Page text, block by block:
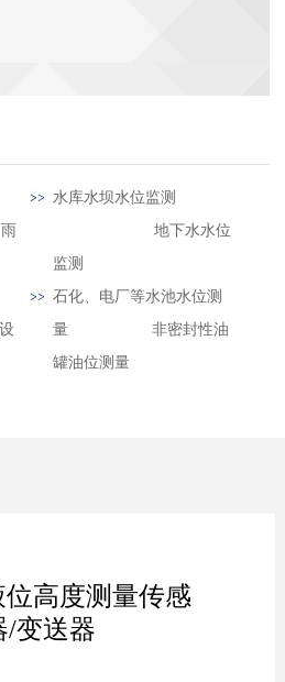
水库水坝水位监测
地下水水位
监测
石化、电厂等水池水位测
量 非密封性油
罐油位测量
位高度测量传感
/变送器